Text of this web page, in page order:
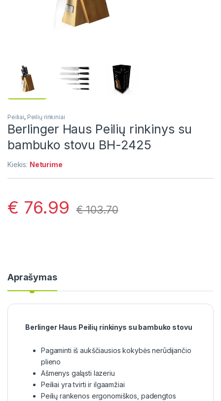
Peiliai, Peilių rinkiniai
Berlinger Haus Peilių rinkinys su
bambuko stovu BH-2425
Kiekis: Neturime
€ 76.99 €103.70
Aprašymas
Berlinger Haus Peilių rinkinys su bambuko stovu
Pagaminti iš aukščiausios kokybės nerūdijančio
plieno
Ašmenys galąsti lazeriu
Peiliai yra tvirti ir ilgaamžiai
Peilių rankenos ergonomiškos, padengtos